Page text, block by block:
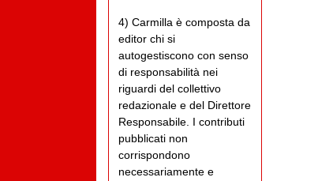
4) Carmilla è composta da
editor chi si
autogestiscono con senso
di responsabilità nei
riguardi del collettivo
redazionale e del Direttore
Responsabile. I contributi
pubblicati non
corrispondono
necessariamente e